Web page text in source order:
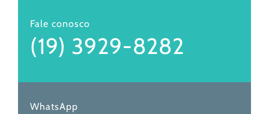
Fale conosco
(19) 3929-8282
WhatsApp